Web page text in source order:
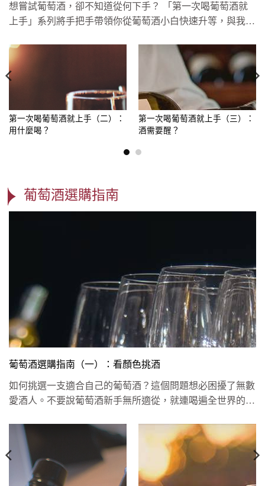
想嘗試葡萄酒，卻不知道從何下手？ 「第一次喝葡萄酒就
上手」系列將手把手帶領你從葡萄酒小白快速升等，與我們
第一次喝葡萄酒就上手（二）：
用什麼喝？
第一次喝葡萄酒就上手（三）：
酒需要醒？
葡萄酒選購指南
葡萄酒選購指南（一）：看顏色挑酒
如何挑選一支適合自己的葡萄酒？這個問題想必困擾了無數
愛酒人。不要說葡萄酒新手無所適從，就連喝遍全世界的老